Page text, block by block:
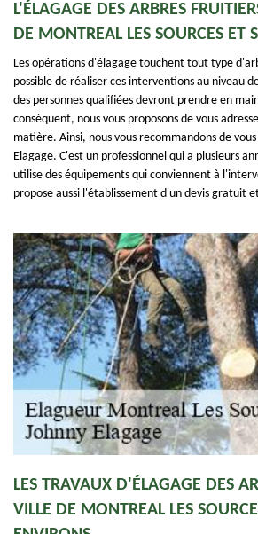
L'ÉLAGAGE DES ARBRES
DE MONTREAL LES SOURCES ET
Les opérations d'élagage touchent tout type
possible de réaliser ces interventions au niveau
des personnes qualifiées devront prendre en
conséquent, nous vous proposons de vous
matière. Ainsi, nous vous recommandons de
Elagage. C'est un professionnel qui a plusieurs
utilise des équipements qui conviennent à
propose aussi l'établissement d'un devis gratuit
LES TRAVAUX D'ÉLAGAGE DES
VILLE DE MONTREAL LES